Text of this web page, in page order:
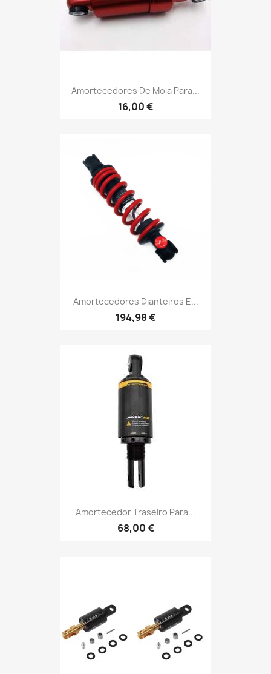
Amortecedores De Mola Para...
16,00 €
Amortecedores Dianteiros E...
194,98 €
Amortecedor Traseiro Para...
68,00 €